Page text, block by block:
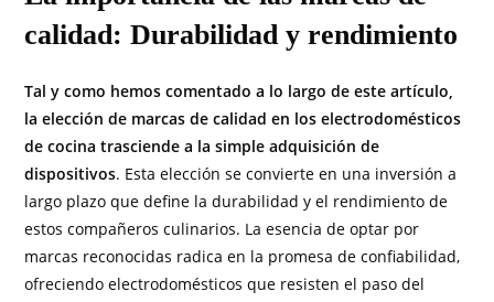
calidad: Durabilidad y rendimiento
Tal y como hemos comentado a lo largo de este artículo,
la elección de marcas de calidad en los electrodomésticos
de cocina trasciende a la simple adquisición de
dispositivos. Esta elección se convierte en una inversión a
largo plazo que define la durabilidad y el rendimiento de
estos compañeros culinarios. La esencia de optar por
marcas reconocidas radica en la promesa de confiabilidad,
ofreciendo electrodomésticos que resisten el paso del